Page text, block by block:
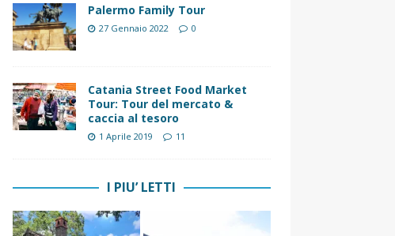
Palermo Family Tour
27 Gennaio 2022 0
Catania Street Food Market
Tour: Tour del mercato &
caccia al tesoro
1 Aprile 2019 11
I PIU’ LETTI